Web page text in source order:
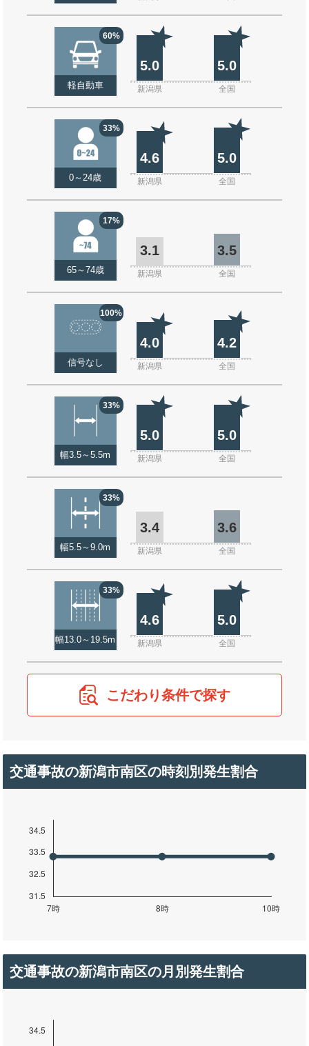
60%
軽自動車
5.0 5.0
新潟県 全国
33%
0～24歳
4.6 5.0
新潟県 全国
17%
65～74歳
3.1 3.5
新潟県 全国
100%
信号なし
4.0 4.2
新潟県 全国
33%
幅3.5～5.5m
5.0 5.0
新潟県 全国
33%
幅5.5～9.0m
3.4 3.6
新潟県 全国
33%
幅13.0～19.5m
4.6 5.0
新潟県 全国
こだわり条件で探す
交通事故の新潟市南区の時刻別発生割合
交通事故の新潟市南区の月別発生割合